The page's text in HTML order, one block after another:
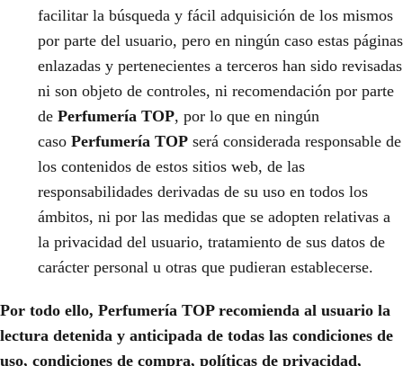
facilitar la búsqueda y fácil adquisición de los mismos
por parte del usuario, pero en ningún caso estas páginas
enlazadas y pertenecientes a terceros han sido revisadas
ni son objeto de controles, ni recomendación por parte
de Perfumería TOP, por lo que en ningún
caso Perfumería TOP será considerada responsable de
los contenidos de estos sitios web, de las
responsabilidades derivadas de su uso en todos los
ámbitos, ni por las medidas que se adopten relativas a
la privacidad del usuario, tratamiento de sus datos de
carácter personal u otras que pudieran establecerse.
Por todo ello, Perfumería TOP recomienda al usuario la
lectura detenida y anticipada de todas las condiciones de
uso, condiciones de compra, políticas de privacidad,